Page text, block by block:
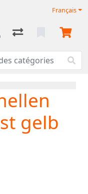
Français
gelb